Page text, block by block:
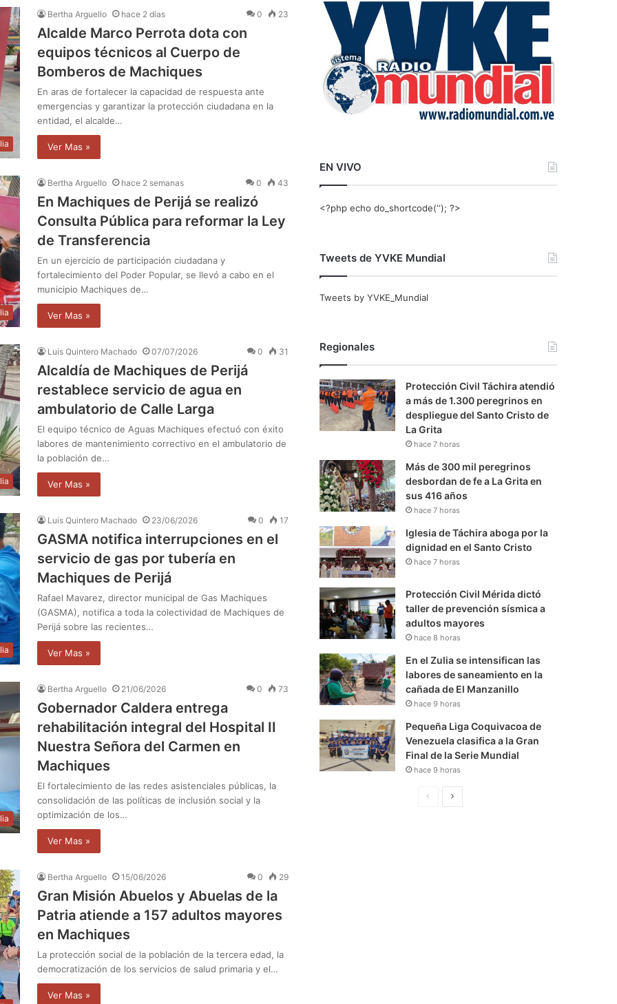
Bertha Arguello hace 2 días 0 23
Alcalde Marco Perrota dota con
equipos técnicos al Cuerpo de
Bomberos de Machiques
En aras de fortalecer la capacidad de respuesta ante
emergencias y garantizar la protección ciudadana en la
entidad, el alcalde…
Ver Mas »
Bertha Arguello hace 2 semanas 0 43
En Machiques de Perijá se realizó
Consulta Pública para reformar la Ley
de Transferencia
En un ejercicio de participación ciudadana y
fortalecimiento del Poder Popular, se llevó a cabo en el
municipio Machiques de…
Ver Mas »
Luis Quintero Machado 07/07/2026 0 31
Alcaldía de Machiques de Perijá
restablece servicio de agua en
ambulatorio de Calle Larga
El equipo técnico de Aguas Machiques efectuó con éxito
labores de mantenimiento correctivo en el ambulatorio de
la población de…
Ver Mas »
Luis Quintero Machado 23/06/2026 0 17
GASMA notifica interrupciones en el
servicio de gas por tubería en
Machiques de Perijá
Rafael Mavarez, director municipal de Gas Machiques
(GASMA), notifica a toda la colectividad de Machiques de
Perijá sobre las recientes…
Ver Mas »
Bertha Arguello 21/06/2026 0 73
Gobernador Caldera entrega
rehabilitación integral del Hospital II
Nuestra Señora del Carmen en
Machiques
El fortalecimiento de las redes asistenciales públicas, la
consolidación de las políticas de inclusión social y la
optimización de los…
Ver Mas »
Bertha Arguello 15/06/2026 0 29
Gran Misión Abuelos y Abuelas de la
Patria atiende a 157 adultos mayores
en Machiques
La protección social de la población de la tercera edad, la
democratización de los servicios de salud primaria y el…
Ver Mas »
r
EN VIVO
<?php echo do_shortcode(‘‘); ?>
Tweets de YVKE Mundial
Tweets by YVKE_Mundial
Regionales
Protección Civil Táchira atendió
a más de 1.300 peregrinos en
despliegue del Santo Cristo de
La Grita
hace 7 horas
Más de 300 mil peregrinos
desbordan de fe a La Grita en
sus 416 años
hace 7 horas
Iglesia de Táchira aboga por la
dignidad en el Santo Cristo
hace 7 horas
Protección Civil Mérida dictó
taller de prevención sísmica a
adultos mayores
hace 8 horas
En el Zulia se intensifican las
labores de saneamiento en la
cañada de El Manzanillo
hace 9 horas
Pequeña Liga Coquivacoa de
Venezuela clasifica a la Gran
Final de la Serie Mundial
hace 9 horas
S